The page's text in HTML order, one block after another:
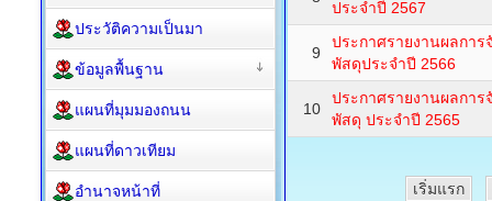
ประจำปี 2567
9
ประกาศรายงานผลกา
พัสดุประจำปี 2566
10
ประกาศรายงานผลกา
พัสดุ ประจำปี 2565
เริ่มแรก
ประวัติความเป็นมา
ข้อมูลพื้นฐาน
แผนที่มุมมองถนน
แผนที่ดาวเทียม
อำนาจหน้าที่